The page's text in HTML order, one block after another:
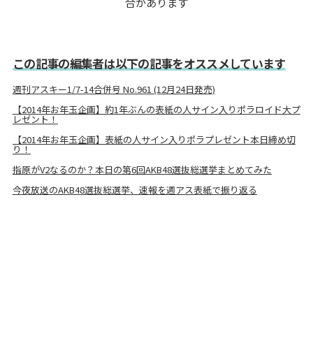
この記事の編集者は以下の記事をオススメしています
週刊アスキー1/7-14合併号 No.961 (12月24日発売)
【2014年お年玉企画】約1年ぶんの表紙の人サイン入りポラロイド大プ
レゼント！
【2014年お年玉企画】表紙の人サイン入りポラプレゼント本日締め切
り！
指原がV2なるのか？本日の第6回AKB48選抜総選挙まとめてみた
今夜放送のAKB48選抜総選挙、速報を週アス表紙で振り返る